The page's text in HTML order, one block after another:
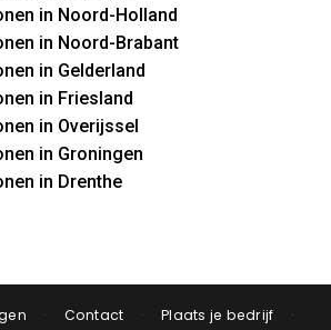
in Noord-Holland
in Noord-Brabant
in Gelderland
in Friesland
in Overijssel
in Groningen
in Drenthe
· Contact · Plaats je bedrijf
·